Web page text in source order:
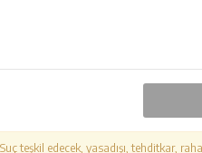
Suç teşkil edecek, yasadışı, tehditkar,